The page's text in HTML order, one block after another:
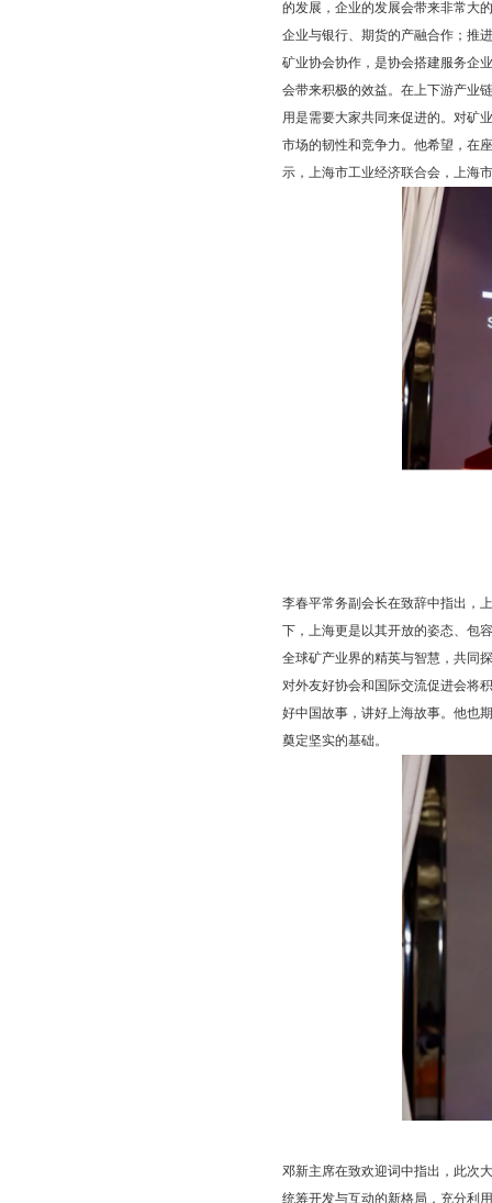
的发展，企业的发展会带来非常大
企业与银行、期货的产融合作；推
矿业协会协作，是协会搭建服务企
会带来积极的效益。在上下游产业
用是需要大家共同来促进的。对矿
市场的韧性和竞争力。他希望，在
示，上海市工业经济联合会，上海
李春平常务副会长在致辞中指出，
下，上海更是以其开放的姿态、包
全球矿产业界的精英与智慧，共同
对外友好协会和国际交流促进会将
好中国故事，讲好上海故事。他也
奠定坚实的基础。
邓新主席在致欢迎词中指出，此次
统筹开发与互动的新格局，充分利